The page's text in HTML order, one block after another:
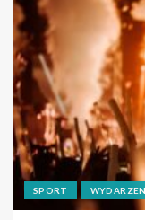
SPORT